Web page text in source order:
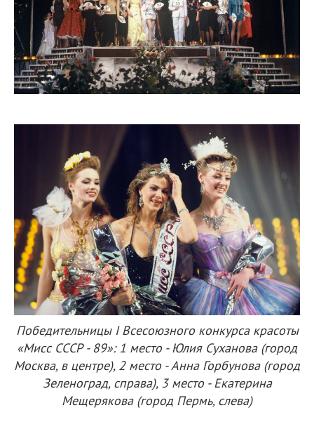
Победительницы I Всесоюзного конкурса красоты
«Мисс СССР - 89»: 1 место - Юлия Суханова (город
Москва, в центре), 2 место - Анна Горбунова (город
Зеленоград, справа), 3 место - Екатерина
Мещерякова (город Пермь, слева)